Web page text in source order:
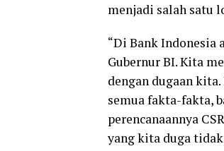
menjadi salah satu
“Di Bank Indonesia
Gubernur BI. Kita
dengan dugaan
semua fakta-fakta,
perencanaannya
yang kita duga